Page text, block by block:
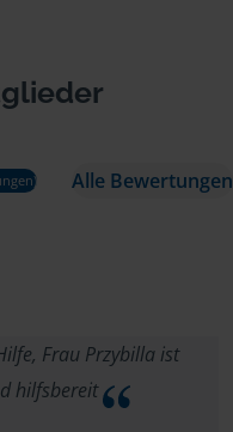
Alle Bewertungen
Frau Przybilla ist
hilfsbereit